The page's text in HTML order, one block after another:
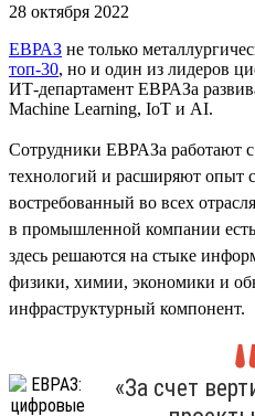
28 октября 2022
ЕВРАЗ не только
топ-30, но и один из лидеров
ИТ-департамент ЕВРАЗа
Machine Learning, IoT и AI.
Сотрудники ЕВРАЗа работают
технологий и расширяют опыт
востребованный во всех
в промышленной компании
здесь решаются на стыке
физики, химии, экономики и
инфраструктурный компонент.
«За счет